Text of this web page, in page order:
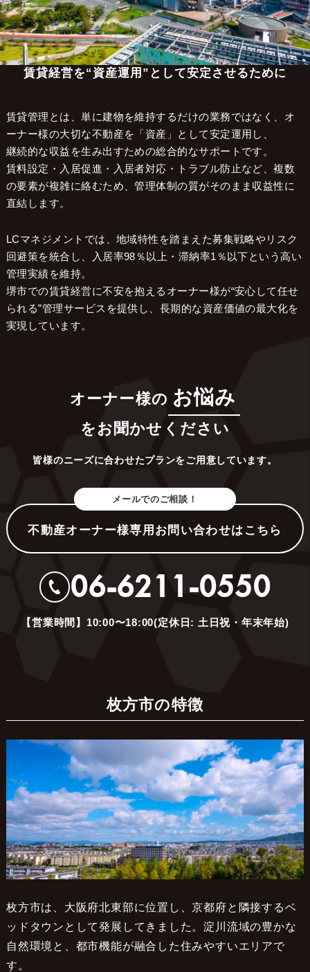
枚方市で賃貸管理をお考えの
オーナー様へ
賃貸経営を“資産運用”として安定させるために
賃貸管理とは、単に建物を維持するだけの業務ではなく、オ
ーナー様の大切な不動産を「資産」として安定運用し、
継続的な収益を生み出すための総合的なサポートです。
賃料設定・入居促進・入居者対応・トラブル防止など、複数
の要素が複雑に絡むため、管理体制の質がそのまま収益性に
直結します。
LCマネジメントでは、地域特性を踏まえた募集戦略やリスク
回避策を統合し、入居率98％以上・滞納率1％以下という高い
管理実績を維持。
堺市での賃貸経営に不安を抱えるオーナー様が“安心して任せ
られる”管理サービスを提供し、長期的な資産価値の最大化を
実現しています。
オーナー様の お悩み
をお聞かせください
皆様のニーズに合わせたプランをご用意しています。
メールでのご相談！
不動産オーナー様専用お問い合わせはこちら
06-6211-0550
【営業時間】10:00〜18:00(定休日: 土日祝・年末年始)
枚方市の特徴
枚方市は、大阪府北東部に位置し、京都府と隣接するベ
ッドタウンとして発展してきました。淀川流域の豊かな
自然環境と、都市機能が融合した住みやすいエリアで
す。